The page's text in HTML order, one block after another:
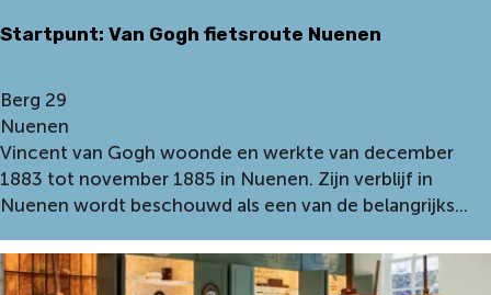
Startpunt: Van Gogh fietsroute Nuenen
S
t
a
r
t
u
n
Berg 29
Nuenen
Vincent van Gogh woonde en werkte van december
1883 tot november 1885 in Nuenen. Zijn verblijf in
Nuenen wordt beschouwd als een van de belangrijks...